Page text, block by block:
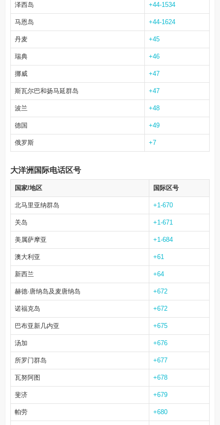
泽西岛 +44-1534
马恩岛 +44-1624
丹麦 +45
瑞典 +46
挪威 +47
斯瓦尔巴和扬马延群岛 +47
波兰 +48
德国 +49
俄罗斯 +7
大洋洲国际电话区号
国家/地区 国际区号
北马里亚纳群岛 +1-670
关岛 +1-671
美属萨摩亚 +1-684
澳大利亚 +61
新西兰 +64
赫德·唐纳岛及麦唐纳岛 +672
诺福克岛 +672
巴布亚新几内亚 +675
汤加 +676
所罗门群岛 +677
瓦努阿图 +678
斐济 +679
帕劳 +680